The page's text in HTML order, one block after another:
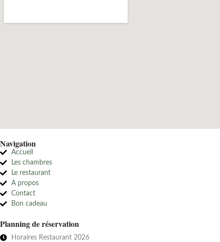
Navigation
Accueil
Les chambres
Le restaurant
A propos
Contact
Bon cadeau
Planning de réservation
Horaires Restaurant 2026